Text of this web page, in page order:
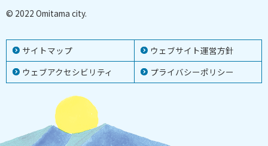
サイトマップ
ウェブサイト運営方針
ウェブアクセシビリティ
プライバシーポリシー
© 2022 Omitama city.